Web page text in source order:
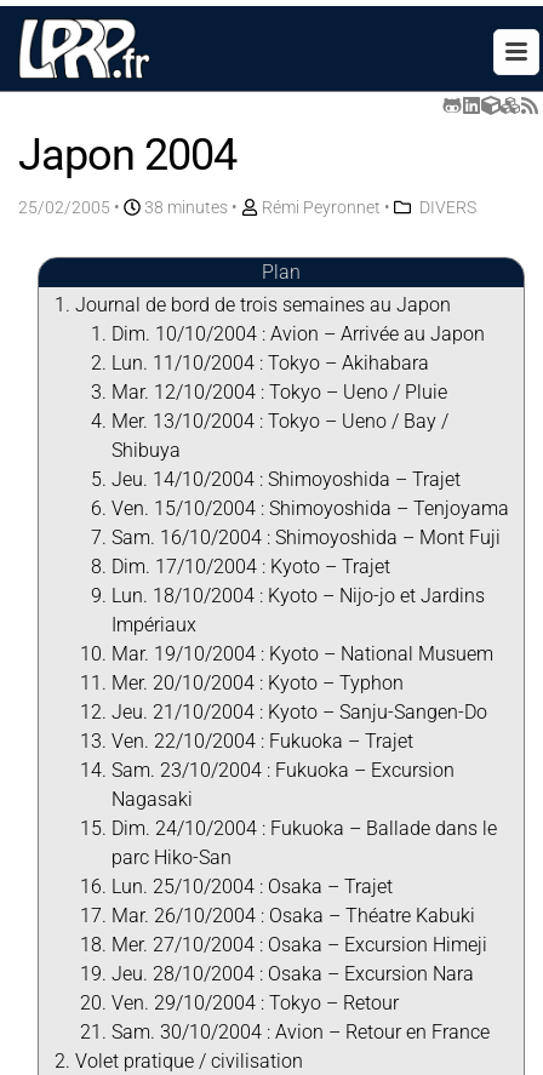
Japon 2004
25/02/2005 • 38 minutes • Rémi Peyronnet • DIVERS
Plan
Journal de bord de trois semaines au Japon
Dim. 10/10/2004 : Avion – Arrivée au Japon
Lun. 11/10/2004 : Tokyo – Akihabara
Mar. 12/10/2004 : Tokyo – Ueno / Pluie
Mer. 13/10/2004 : Tokyo – Ueno / Bay /
Shibuya
Jeu. 14/10/2004 : Shimoyoshida – Trajet
Ven. 15/10/2004 : Shimoyoshida – Tenjoyama
Sam. 16/10/2004 : Shimoyoshida – Mont Fuji
Dim. 17/10/2004 : Kyoto – Trajet
Lun. 18/10/2004 : Kyoto – Nijo-jo et Jardins
Impériaux
Mar. 19/10/2004 : Kyoto – National Musuem
Mer. 20/10/2004 : Kyoto – Typhon
Jeu. 21/10/2004 : Kyoto – Sanju-Sangen-Do
Ven. 22/10/2004 : Fukuoka – Trajet
Sam. 23/10/2004 : Fukuoka – Excursion
Nagasaki
Dim. 24/10/2004 : Fukuoka – Ballade dans le
parc Hiko-San
Lun. 25/10/2004 : Osaka – Trajet
Mar. 26/10/2004 : Osaka – Théatre Kabuki
Mer. 27/10/2004 : Osaka – Excursion Himeji
Jeu. 28/10/2004 : Osaka – Excursion Nara
Ven. 29/10/2004 : Tokyo – Retour
Sam. 30/10/2004 : Avion – Retour en France
Volet pratique / civilisation